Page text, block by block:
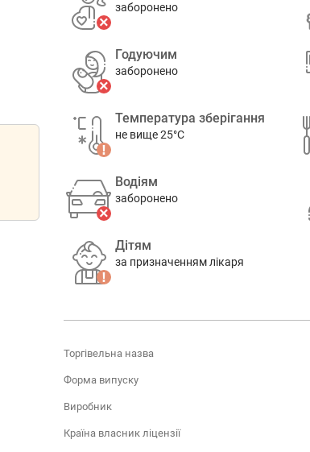
заборонено
Годуючим
заборонено
Температура зберігання
не вище 25°C
Водіям
заборонено
Дітям
за призначенням лікаря
Торгівельна назва
Форма випуску
Виробник
Країна власник ліцензії